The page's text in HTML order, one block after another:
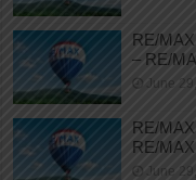
RE/
– RE/
June
RE/
RE/
June